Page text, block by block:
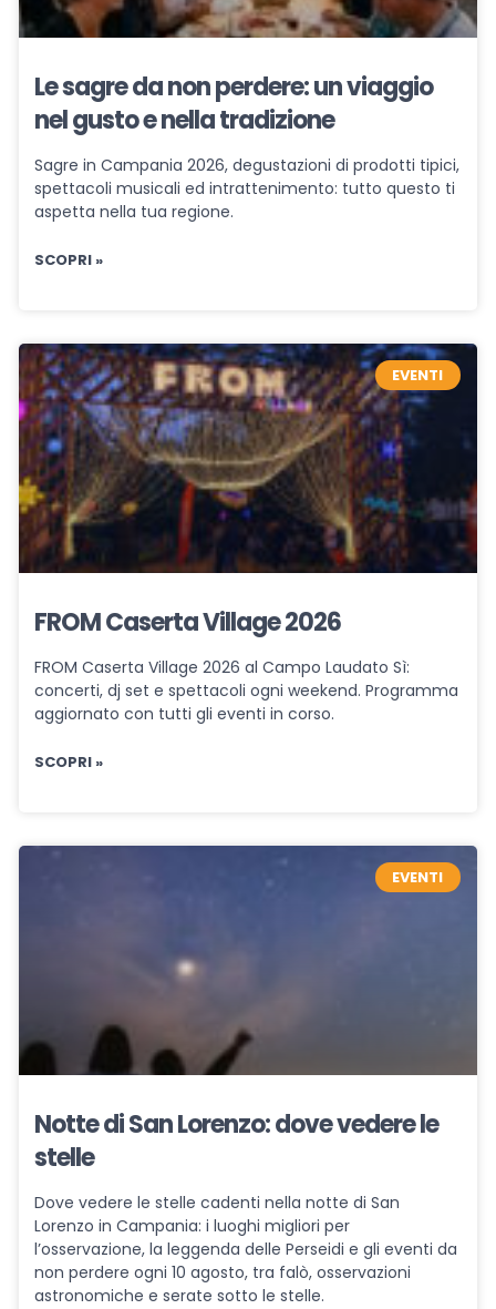
Le sagre da non perdere: un viaggio
nel gusto e nella tradizione
Sagre in Campania 2026, degustazioni di prodotti tipici,
spettacoli musicali ed intrattenimento: tutto questo ti
aspetta nella tua regione.
SCOPRI »
EVENTI
FROM Caserta Village 2026
FROM Caserta Village 2026 al Campo Laudato Sì:
concerti, dj set e spettacoli ogni weekend. Programma
aggiornato con tutti gli eventi in corso.
SCOPRI »
EVENTI
Notte di San Lorenzo: dove vedere le
stelle
Dove vedere le stelle cadenti nella notte di San
Lorenzo in Campania: i luoghi migliori per
l’osservazione, la leggenda delle Perseidi e gli eventi da
non perdere ogni 10 agosto, tra falò, osservazioni
astronomiche e serate sotto le stelle.